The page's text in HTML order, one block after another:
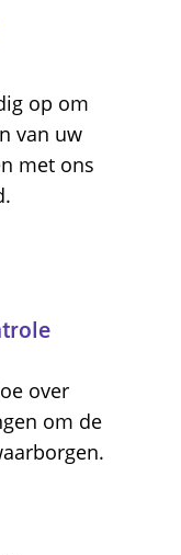
op om
van uw
met ons
over
om de